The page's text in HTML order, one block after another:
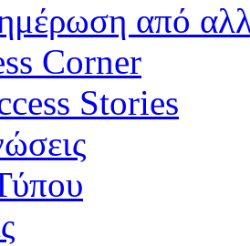
από
Corner
Stories